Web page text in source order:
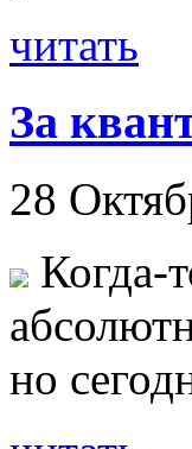
читать
За
28
Когда-
но